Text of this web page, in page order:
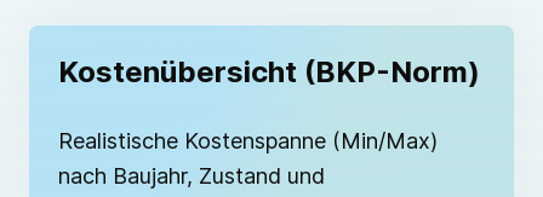
Kostenübersicht (BKP-Norm)
Realistische Kostenspanne (Min/Max)
nach Baujahr, Zustand und